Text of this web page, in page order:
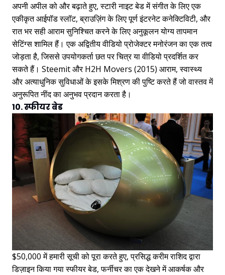
अपनी अपील को और बढ़ाते हुए, स्टारी नाइट बेड में संगीत के लिए एक
एकीकृत आईपॉड स्लॉट, ब्राउज़िंग के लिए पूर्ण इंटरनेट कनेक्टिविटी, और
रात भर सही आराम सुनिश्चित करने के लिए अनुकूलन योग्य तापमान
सेटिंग्स शामिल हैं। एक अद्वितीय वीडियो प्रोजेक्टर मनोरंजन का एक तत्व
जोड़ता है, जिससे उपयोगकर्ता छत पर चित्र या वीडियो प्रदर्शित कर
सकते हैं। Steemit और H2H Movers (2015) आराम, स्वास्थ्य
और अत्याधुनिक सुविधाओं के इसके मिश्रण की पुष्टि करते हैं जो वास्तव में
अनुरूपित नींद का अनुभव प्रदान करता है।
10. स्फीयर बेड
$50,000 में हमारी सूची को पूरा करते हुए, प्रसिद्ध करीम राशिद द्वारा
डिज़ाइन किया गया स्फीयर बेड, फर्नीचर का एक देखने में आकर्षक और